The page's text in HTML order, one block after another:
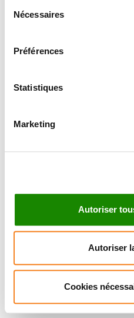
Nécessaires
Préférences
Statistiques
Marketing
Autoriser
Autoriser
Cookies